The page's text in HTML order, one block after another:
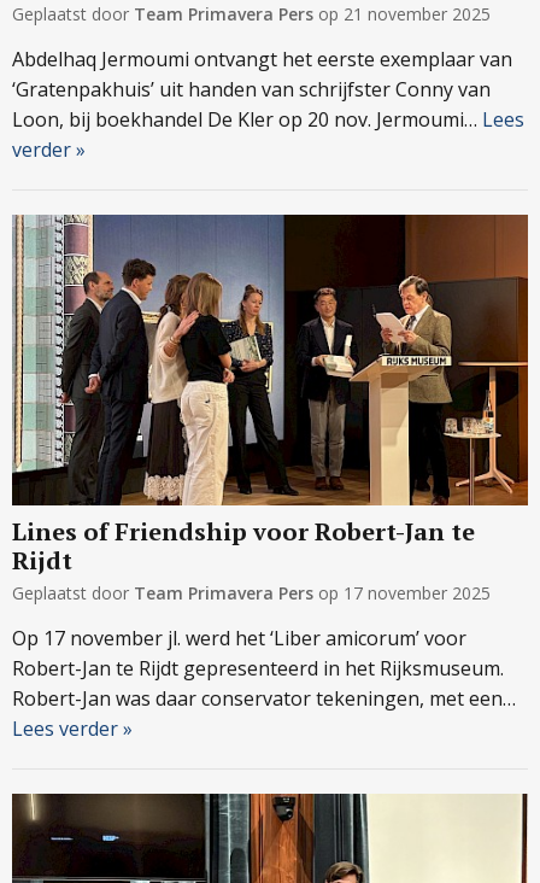
Geplaatst door Team Primavera Pers op 21 november 2025
Abdelhaq Jermoumi ontvangt het eerste exemplaar van
‘Gratenpakhuis’ uit handen van schrijfster Conny van
Loon, bij boekhandel De Kler op 20 nov. Jermoumi… Lees
verder »
Lines of Friendship voor Robert-Jan te
Rijdt
Geplaatst door Team Primavera Pers op 17 november 2025
Op 17 november jl. werd het ‘Liber amicorum’ voor
Robert-Jan te Rijdt gepresenteerd in het Rijksmuseum.
Robert-Jan was daar conservator tekeningen, met een…
Lees verder »